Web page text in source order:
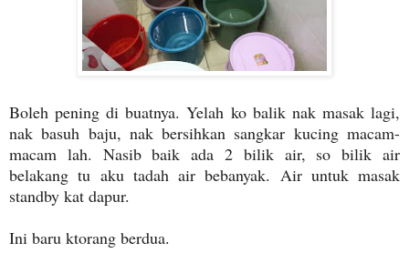
Boleh pening di buatnya. Yelah ko balik nak masak lagi,
nak basuh baju, nak bersihkan sangkar kucing macam-
macam lah. Nasib baik ada 2 bilik air, so bilik air
belakang tu aku tadah air bebanyak. Air untuk masak
standby kat dapur.
Ini baru ktorang berdua.